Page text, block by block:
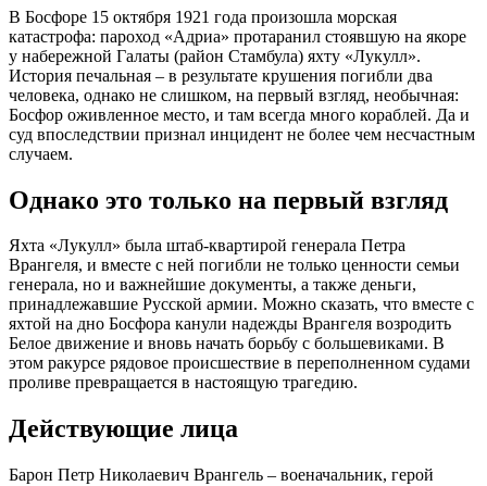
В Босфоре 15 октября 1921 года произошла морская
катастрофа: пароход «Адриа» протаранил стоявшую на якоре
у набережной Галаты (район Стамбула) яхту «Лукулл».
История печальная – в результате крушения погибли два
человека, однако не слишком, на первый взгляд, необычная:
Босфор оживленное место, и там всегда много кораблей. Да и
суд впоследствии признал инцидент не более чем несчастным
случаем.
Однако это только на первый взгляд
Яхта «Лукулл» была штаб-квартирой генерала Петра
Врангеля, и вместе с ней погибли не только ценности семьи
генерала, но и важнейшие документы, а также деньги,
принадлежавшие Русской армии. Можно сказать, что вместе с
яхтой на дно Босфора канули надежды Врангеля возродить
Белое движение и вновь начать борьбу с большевиками. В
этом ракурсе рядовое происшествие в переполненном судами
проливе превращается в настоящую трагедию.
Действующие лица
Барон Петр Николаевич Врангель – военачальник, герой